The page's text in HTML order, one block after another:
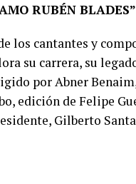
RUBÉN
los cantantes y
su carrera, su
por Abner
edición de Felipe
Gilberto